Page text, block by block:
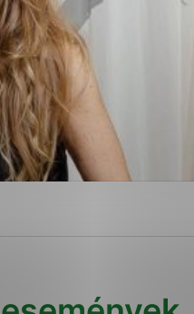
webovej
Analytické cookies
používajú,
a nie je